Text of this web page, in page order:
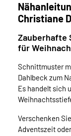
Christiane
für
Schnittmuster
Dahlbeck zum
Es handelt sich
Verschenken
Adventszeit